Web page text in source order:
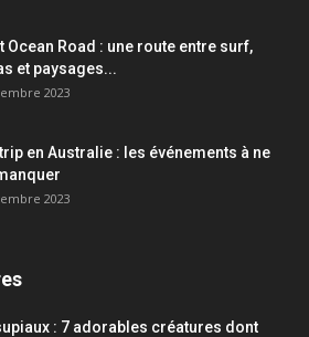
Ocean Road : une route entre surf,
et paysages...
2023
en Australie : les événements à ne
2023
: 7 adorables créatures dont